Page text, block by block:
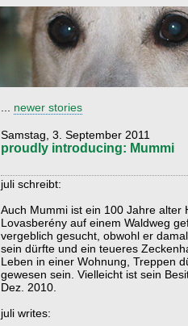
newer stories
Samstag, 3. September 2011
proudly introducing: Mummi
juli schreibt:
Auch Mummi ist ein 100 Jahre alter
Lovasberény auf einem Waldweg
vergeblich gesucht, obwohl er
sein dürfte und ein teueres
Leben in einer Wohnung, Treppen
gewesen sein. Vielleicht ist sein
Dez. 2010.
juli writes: